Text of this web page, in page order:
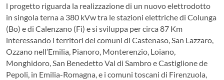
l progetto riguarda la realizzazione di un nuovo elettrodotto
in singola terna a 380 kVw tra le stazioni elettriche di Colunga
(Bo) e di Calenzano (Fi) e si sviluppa per circa 87 Km
interessando i territori dei comuni di Castenaso, San Lazzaro,
Ozzano nell’Emilia, Pianoro, Monterenzio, Loiano,
Monghidoro, San Benedetto Val di Sambro e Castiglione de
Pepoli, in Emilia-Romagna, e i comuni toscani di Firenzuola,